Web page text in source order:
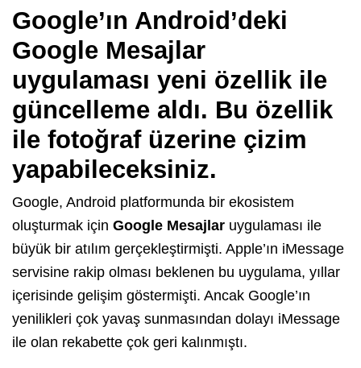
Google’ın Android’deki
Google Mesajlar
uygulaması yeni özellik ile
güncelleme aldı. Bu özellik
ile fotoğraf üzerine çizim
yapabileceksiniz.
Google, Android platformunda bir ekosistem
oluşturmak için Google Mesajlar uygulaması ile
büyük bir atılım gerçekleştirmişti. Apple’ın iMessage
servisine rakip olması beklenen bu uygulama, yıllar
içerisinde gelişim göstermişti. Ancak Google’ın
yenilikleri çok yavaş sunmasından dolayı iMessage
ile olan rekabette çok geri kalınmıştı.